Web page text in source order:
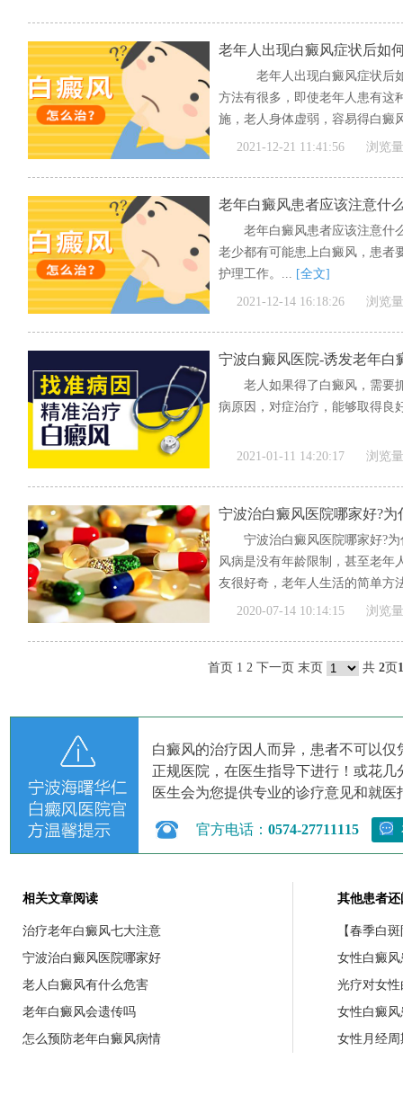
老年人出现白癜风症状后如
老年人出现白癜风症状后
方法有很多，即使老年人患有这
施，老人身体虚弱，容易得白癜
2021-12-21 11:41:56 浏览
老年白癜风患者应该注意什
老年白癜风患者应该注意什
老少都有可能患上白癜风，患者
护理工作。... [全文]
2021-12-14 16:18:26 浏览
宁波白癜风医院-诱发老年白
老人如果得了白癜风，需要
病原因，对症治疗，能够取得良
2021-01-11 14:20:17 浏览
宁波治白癜风医院哪家好?
宁波治白癜风医院哪家好?
风病是没有年龄限制，甚至老年
友很好奇，老年人生活的简单方
[全文]
2020-07-14 10:14:15 浏览
首页 1 2 下一页 末页 共 2页
白癜风的治疗因人而异，患者不可以
正规医院，在医生指导下进行！或花
医生会为您提供专业的诊疗意见和就医
官方电话： 0574-27711115
相关文章阅读
治疗老年白癜风七大注意
宁波治白癜风医院哪家好
老人白癜风有什么危害
老年白癜风会遗传吗
怎么预防老年白癜风病情
其他患者
【春季白
女性白癜
光疗对女
女性白癜
女性月经